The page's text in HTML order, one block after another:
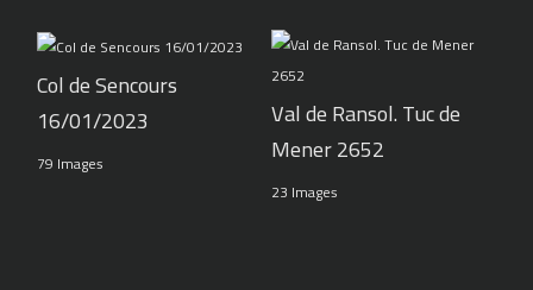
Col de Sencours
16/01/2023
79 Images
Val de Ransol. Tuc de
Mener 2652
23 Images